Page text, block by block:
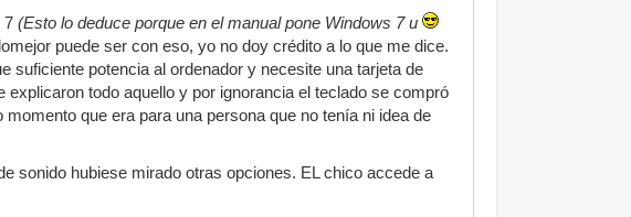
7 (Esto lo deduce porque en el manual pone Windows 7 u
puede ser con eso, yo no doy crédito a lo que me dice.
suficiente potencia al ordenador y necesite una tarjeta de
todo aquello y por ignorancia el teclado se compró
que era para una persona que no tenía ni idea de
sonido hubiese mirado otras opciones. EL chico accede a